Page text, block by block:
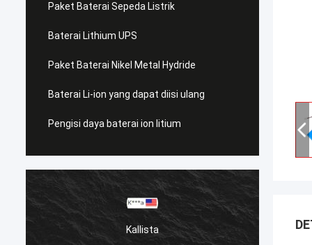
Paket Baterai Sepeda Listrik
Baterai Lithium UPS
Paket Baterai Nikel Metal Hydride
Baterai Li-ion yang dapat diisi ulang
Pengisi daya baterai ion litium
Kallista